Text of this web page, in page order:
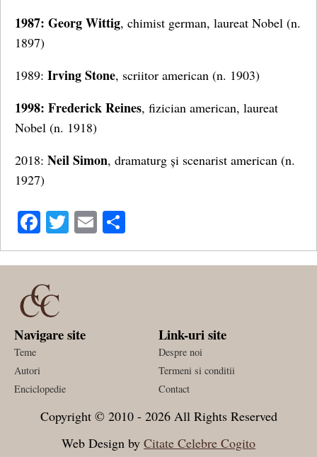
1987: Georg Wittig, chimist german, laureat Nobel (n.
1897)
1989: Irving Stone, scriitor american (n. 1903)
1998: Frederick Reines, fizician american, laureat
Nobel (n. 1918)
2018: Neil Simon, dramaturg și scenarist american (n.
1927)
Facebook
Twitter
Email
Navigare site
Teme
Autori
Enciclopedie
Link-uri site
Despre noi
Termeni si conditii
Contact
Copyright © 2010 - 2026 All Rights Reserved
Web Design by Citate Celebre Cogito